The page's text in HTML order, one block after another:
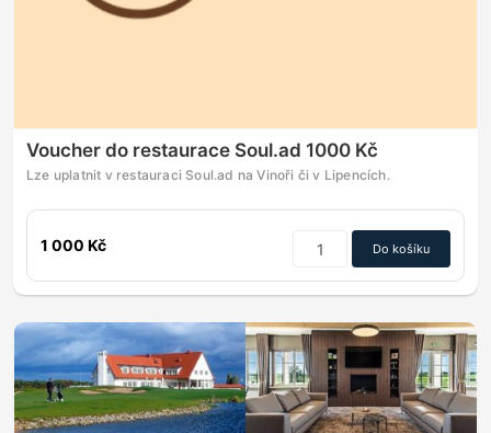
Voucher do restaurace Soul.ad 1000 Kč
Lze uplatnit v restauraci Soul.ad na Vinoři či v Lipencích.
1 000 Kč Do košíku